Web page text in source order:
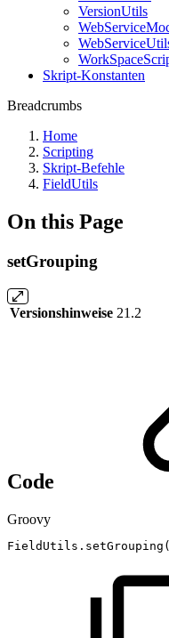
VersionUtils
Skript-Konstanten
Breadcrumbs
Home
Scripting
Skript-Befehle
FieldUtils
On this Page
setGrouping
Versionshinweise 21.2
Code
Groovy
FieldUtils . setGrouping (